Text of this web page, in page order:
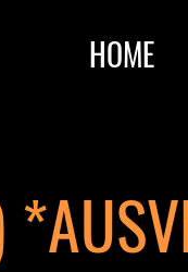
HOME